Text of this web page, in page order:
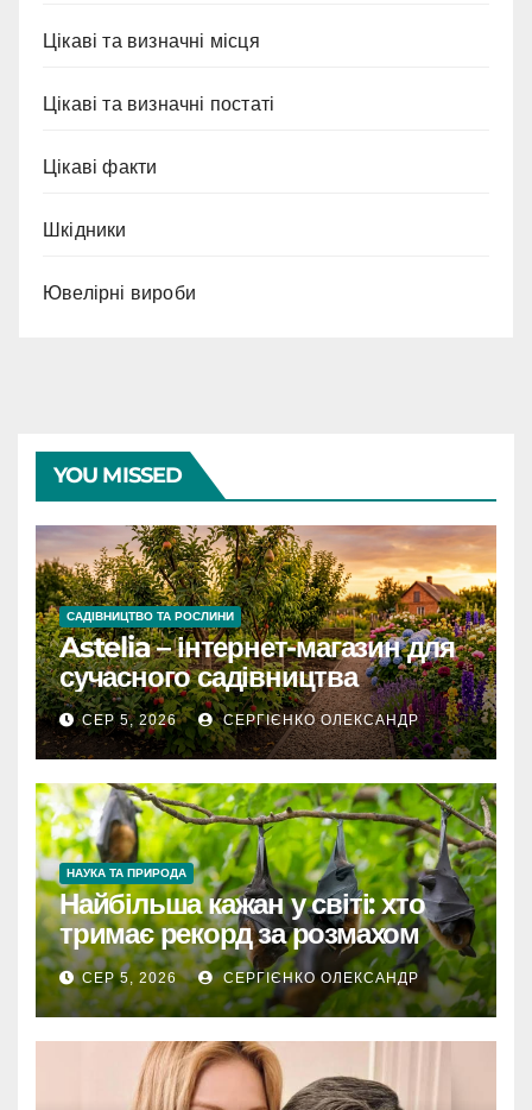
Цікаві та визначні місця
Цікаві та визначні постаті
Цікаві факти
Шкідники
Ювелірні вироби
YOU MISSED
САДІВНИЦТВО ТА РОСЛИНИ
Astelia – інтернет-магазин для
сучасного садівництва
СЕР 5, 2026 СЕРГІЄНКО ОЛЕКСАНДР
НАУКА ТА ПРИРОДА
Найбільша кажан у світі: хто
тримає рекорд за розмахом
крил
СЕР 5, 2026 СЕРГІЄНКО ОЛЕКСАНДР